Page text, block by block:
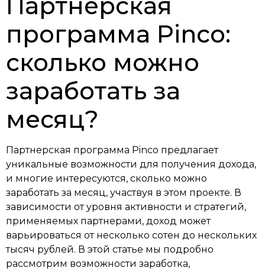
Партнерская
программа Pinco:
сколько можно
заработать за
месяц?
Партнерская программа Pinco предлагает
уникальные возможности для получения дохода,
и многие интересуются, сколько можно
заработать за месяц, участвуя в этом проекте. В
зависимости от уровня активности и стратегий,
применяемых партнерами, доход может
варьироваться от несколько сотен до нескольких
тысяч рублей. В этой статье мы подробно
рассмотрим возможности заработка,